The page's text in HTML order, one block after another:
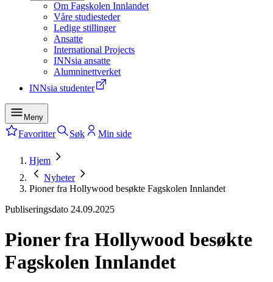
Om Fagskolen Innlandet
Våre studiesteder
Ledige stillinger
Ansatte
International Projects
INNsia ansatte
Alumninettverket
INNsia studenter
Meny
Favoritter Søk Min side
Hjem
Nyheter
Pioner fra Hollywood besøkte Fagskolen Innlandet
Publiseringsdato 24.09.2025
Pioner fra Hollywood besøkte
Fagskolen Innlandet